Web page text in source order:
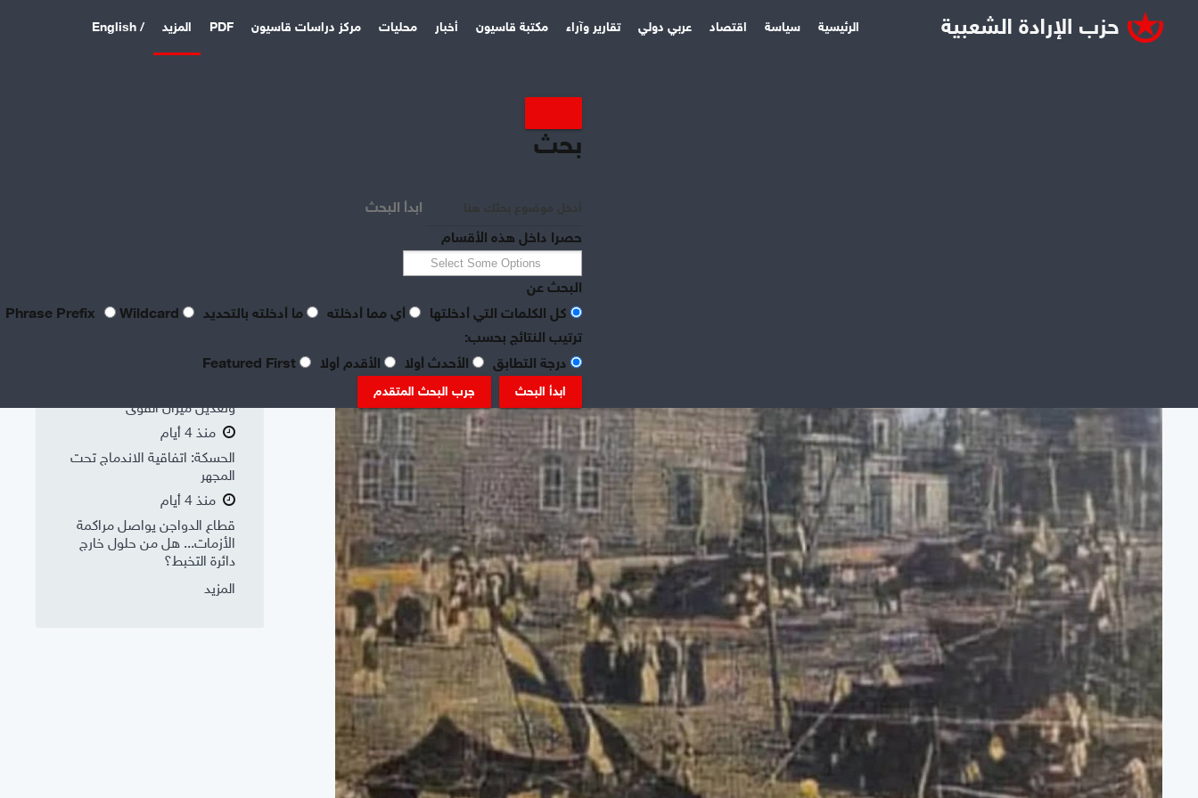
الرئيسية سياسة اقتصاد عربي دولي تقارير وآراء مكتبة قاسيون أخبار محليات مركز دراسات قاسيون PDF المزيد / English
بحث
ابدأ البحث
حصرا داخل هذه الأقسام
البحث عن
كل الكلمات التي أدخلتها
أي مما أدخلته ما أدخلته بالتحديد
Wildcard
ترتيب النتائج بحسب:
درجة التطابق
الأحدث أولا الأقدم أولا
ابدأ البحث جرب البحث المتقدم
واقع الصناعة النسيجية
السورية: «عن جد نزعتا»
تنظيم العمال: ضرورة
وتعديل ميزان القوى
منذ 4 أيام
الحسكة: اتفاقية الاندماج تحت
المجهر
منذ 4 أيام
قطاع الدواجن يواصل مراكمة
الأزمات... هل من حلول خارج
دائرة التخبط؟
المزيد